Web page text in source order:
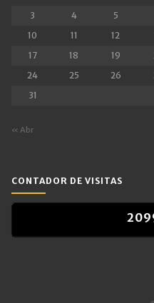
3
4 5
10
11 12
17
18 19
24
25 26
31
« Abr
CONTADOR DE VISITAS
209